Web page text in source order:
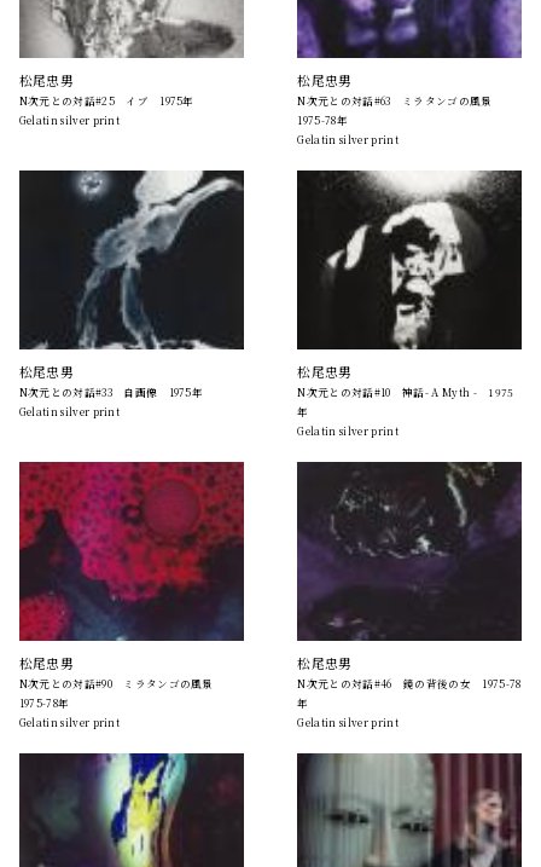
松尾忠男
N次元との対話#25 イブ 1975年
Gelatin silver print
松尾忠男
N次元との対話#63 ミラタンゴの風景
1975-78年
Gelatin silver print
松尾忠男
N次元との対話#33 自画像 1975年
Gelatin silver print
松尾忠男
N次元との対話#10 神話- A Myth - 1975
年
Gelatin silver print
松尾忠男
N次元との対話#90 ミラタンゴの風景
1975-78年
Gelatin silver print
松尾忠男
N次元との対話#46 鏡の背後の女 1975-78
年
Gelatin silver print